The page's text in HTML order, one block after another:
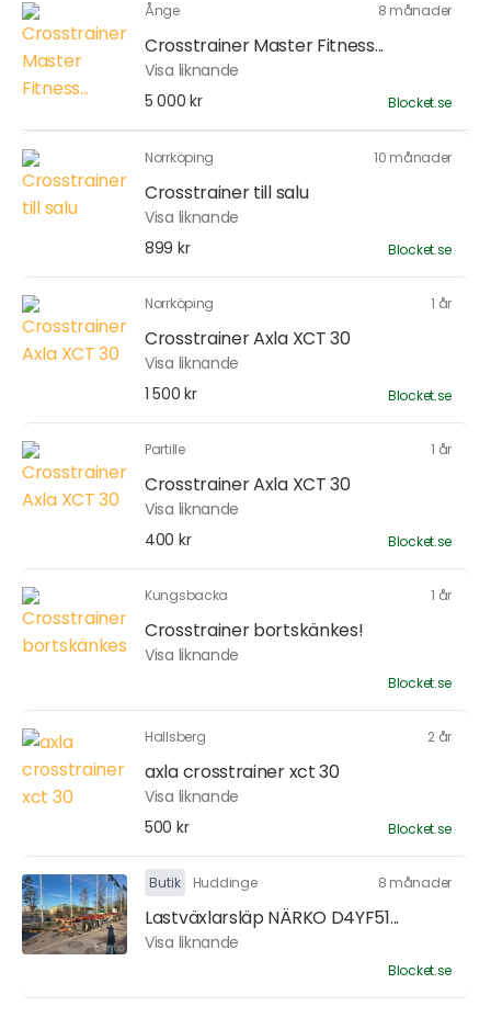
Ånge 8 månader
Crosstrainer Master Fitness...
Visa liknande
5 000 kr
Blocket.se
Norrköping 10 månader
Crosstrainer till salu
Visa liknande
899 kr
Blocket.se
Norrköping 1 år
Crosstrainer Axla XCT 30
Visa liknande
1 500 kr
Blocket.se
Partille 1 år
Crosstrainer Axla XCT 30
Visa liknande
400 kr
Blocket.se
Kungsbacka 1 år
Crosstrainer bortskänkes!
Visa liknande
Blocket.se
Hallsberg 2 år
axla crosstrainer xct 30
Visa liknande
500 kr
Blocket.se
Butik Huddinge 8 månader
Lastväxlarsläp NÄRKO D4YF51...
Visa liknande
Blocket.se